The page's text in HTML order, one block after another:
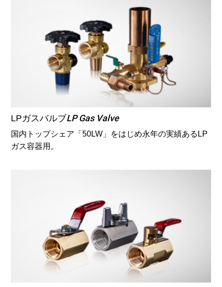
LPガスバルブLP Gas Valve
国内トップシェア「50LW」をはじめ永年の実績あるLP
ガス容器用。